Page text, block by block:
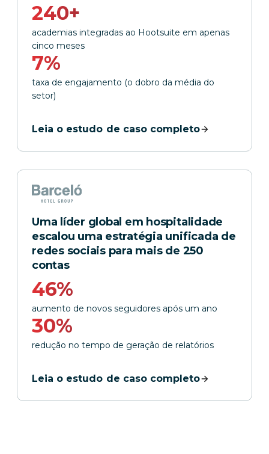
240+
academias integradas ao Hootsuite em apenas
cinco meses
7%
taxa de engajamento (o dobro da média do
setor)
Leia o estudo de caso completo
Uma líder global em hospitalidade
escalou uma estratégia unificada de
redes sociais para mais de 250
contas
46%
aumento de novos seguidores após um ano
30%
redução no tempo de geração de relatórios
Leia o estudo de caso completo